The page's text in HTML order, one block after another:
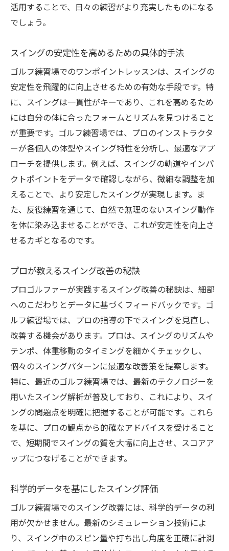
パーソナライズされた練習メニューの作成
個人の進捗に基づくフィードバック
自分に合った練習スタイルの発見
スキルアップを実感するための工夫
科学的アプローチでゴルフ練習場がもたらす技
術向上
データ分析による技術向上の具体例
科学的根拠に基づく練習の効果
理論と実践を融合したトレーニング
科学的視点からみたスイング改善の道筋
データ駆動型のトレーニング方法
科学的知識を活用した実践的アドバイス
効果
データ分析がもたらす練習の変革
スイングデータから見える改善ポイント
数字で見るトレーニングの成果
データを活用したパフォーマンス向上法
統計を基にした個別練習のアプローチ
成果を数値化することによるモチベーショ
ン向上
ゴルフ練習場でのワンポイントレッスンが楽し
さを倍増
新しいスキルを身につける喜び
楽しみながら技術を磨く方法
上達の喜びを感じるための工夫
仲間と楽しむレッスンの魅力
楽しみながら学ぶことの重要性
活用することで、日々の練習がより充実したものになる
でしょう。
スイングの安定性を高めるための具体的手法
ゴルフ練習場でのワンポイントレッスンは、スイングの
安定性を飛躍的に向上させるための有効な手段です。特
に、スイングは一貫性がキーであり、これを高めるため
には自分の体に合ったフォームとリズムを見つけること
が重要です。ゴルフ練習場では、プロのインストラクタ
ーが各個人の体型やスイング特性を分析し、最適なアプ
ローチを提供します。例えば、スイングの軌道やインパ
クトポイントをデータで確認しながら、微細な調整を加
えることで、より安定したスイングが実現します。ま
た、反復練習を通じて、自然で無理のないスイング動作
を体に染み込ませることができ、これが安定性を向上さ
せるカギとなるのです。
プロが教えるスイング改善の秘訣
プロゴルファーが実践するスイング改善の秘訣は、細部
へのこだわりとデータに基づくフィードバックです。ゴ
ルフ練習場では、プロの指導の下でスイングを見直し、
改善する機会があります。プロは、スイングのリズムや
テンポ、体重移動のタイミングを細かくチェックし、
個々のスイングパターンに最適な改善策を提案します。
特に、最近のゴルフ練習場では、最新のテクノロジーを
用いたスイング解析が普及しており、これにより、スイ
ングの問題点を明確に把握することが可能です。これら
を基に、プロの観点から的確なアドバイスを受けること
で、短期間でスイングの質を大幅に向上させ、スコアア
ップにつなげることができます。
科学的データを基にしたスイング評価
ゴルフ練習場でのスイング改善には、科学的データの利
用が欠かせません。最新のシミュレーション技術によ
り、スイング中のスピン量や打ち出し角度を正確に計測